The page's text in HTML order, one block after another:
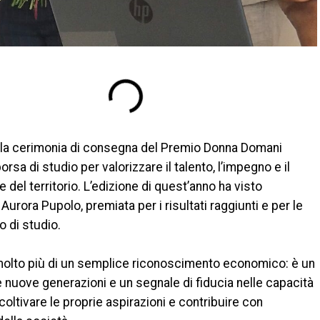
cerimonia di consegna del Premio Donna Domani
di studio per valorizzare il talento, l’impegno e il
territorio. L’edizione di quest’anno ha visto
Pupolo, premiata per i risultati raggiunti e per le
di studio.
più di un semplice riconoscimento economico: è un
generazioni e un segnale di fiducia nelle capacità
le proprie aspirazioni e contribuire con